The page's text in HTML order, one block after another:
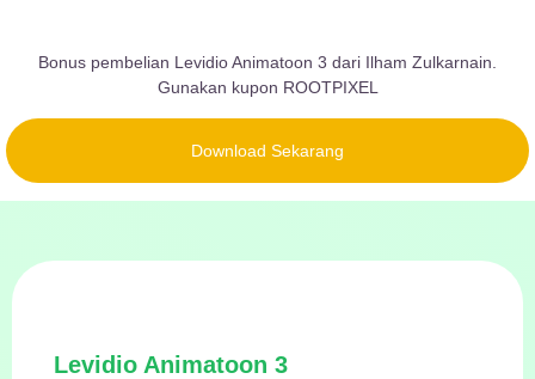
Bonus pembelian Levidio Animatoon 3 dari Ilham Zulkarnain.
Gunakan kupon ROOTPIXEL
Download Sekarang
Levidio Animatoon 3